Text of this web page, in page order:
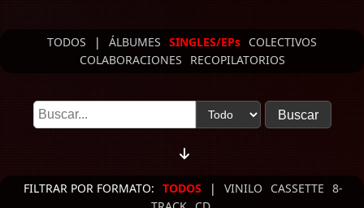
TODOS | ÁLBUMES SINGLES/EPs COLECTIVOS
COLABORACIONES
RECOPILATORIOS
FILTRAR POR FORMATO: TODOS | VINILO CASSETTE 8-